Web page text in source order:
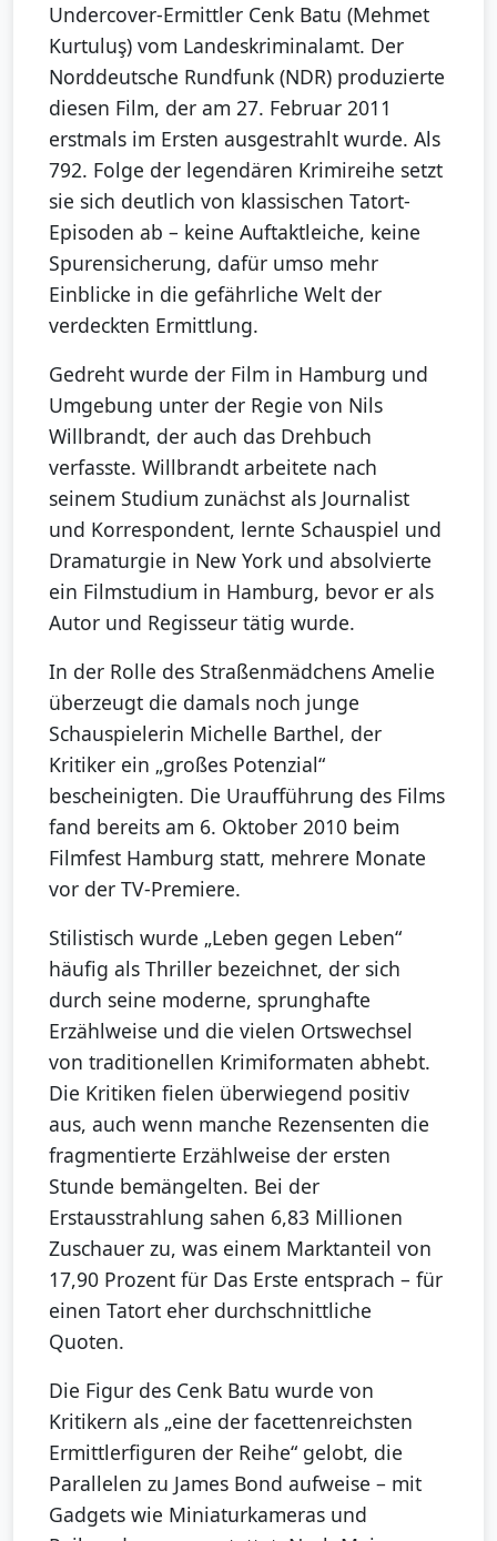
Undercover-Ermittler Cenk Batu (Mehmet
Kurtuluş) vom Landeskriminalamt. Der
Norddeutsche Rundfunk (NDR) produzierte
diesen Film, der am 27. Februar 2011
erstmals im Ersten ausgestrahlt wurde. Als
792. Folge der legendären Krimireihe setzt
sie sich deutlich von klassischen Tatort-
Episoden ab – keine Auftaktleiche, keine
Spurensicherung, dafür umso mehr
Einblicke in die gefährliche Welt der
verdeckten Ermittlung.
Gedreht wurde der Film in Hamburg und
Umgebung unter der Regie von Nils
Willbrandt, der auch das Drehbuch
verfasste. Willbrandt arbeitete nach
seinem Studium zunächst als Journalist
und Korrespondent, lernte Schauspiel und
Dramaturgie in New York und absolvierte
ein Filmstudium in Hamburg, bevor er als
Autor und Regisseur tätig wurde.
In der Rolle des Straßenmädchens Amelie
überzeugt die damals noch junge
Schauspielerin Michelle Barthel, der
Kritiker ein „großes Potenzial“
bescheinigten. Die Uraufführung des Films
fand bereits am 6. Oktober 2010 beim
Filmfest Hamburg statt, mehrere Monate
vor der TV-Premiere.
Stilistisch wurde „Leben gegen Leben“
häufig als Thriller bezeichnet, der sich
durch seine moderne, sprunghafte
Erzählweise und die vielen Ortswechsel
von traditionellen Krimiformaten abhebt.
Die Kritiken fielen überwiegend positiv
aus, auch wenn manche Rezensenten die
fragmentierte Erzählweise der ersten
Stunde bemängelten. Bei der
Erstausstrahlung sahen 6,83 Millionen
Zuschauer zu, was einem Marktanteil von
17,90 Prozent für Das Erste entsprach – für
einen Tatort eher durchschnittliche
Quoten.
Die Figur des Cenk Batu wurde von
Kritikern als „eine der facettenreichsten
Ermittlerfiguren der Reihe“ gelobt, die
Parallelen zu James Bond aufweise – mit
Gadgets wie Miniaturkameras und